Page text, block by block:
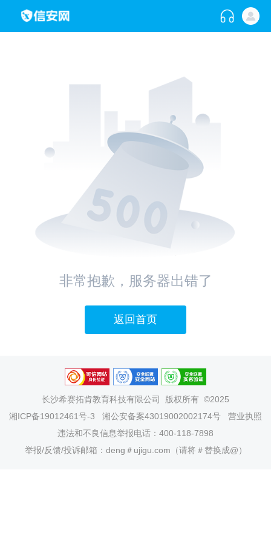
非常抱歉，服务器出错了
返回首页
长沙希赛拓肯教育科技有限公司
版权所有 ©2025
湘ICP备19012461号-3
湘公安备案43019002002174号
营业执照
违法和不良信息举报电话：400-118-7898
举报/反馈/投诉邮箱：deng＃ujigu.com（请将＃替换成@）